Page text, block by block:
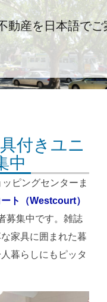
動産を日本語でご
付きユニ
中
ピングセンターま
ト（Westcourt）
募集中です。雑誌
家具に囲まれた暮
暮らしにもピッタ